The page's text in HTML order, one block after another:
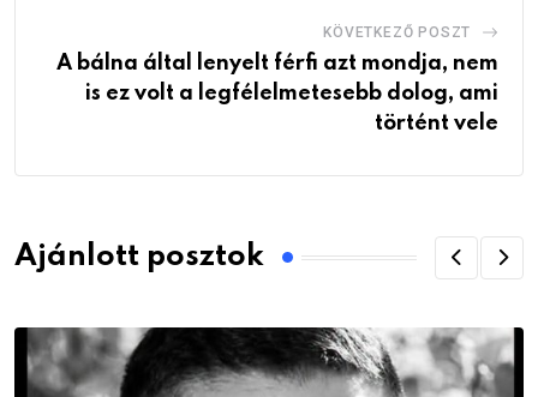
KÖVETKEZŐ POSZT
A bálna által lenyelt férfi azt mondja, nem
is ez volt a legfélelmetesebb dolog, ami
történt vele
Ajánlott posztok